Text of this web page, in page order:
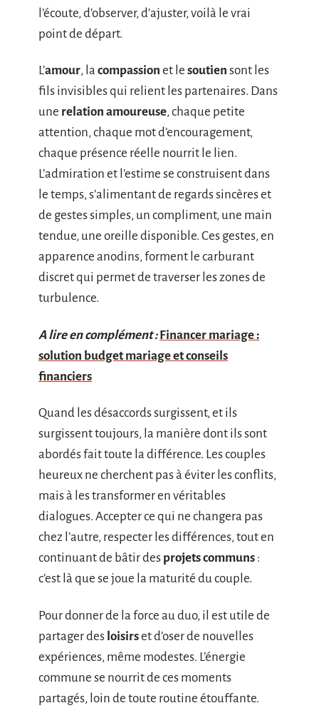
l’écoute, d’observer, d’ajuster, voilà le vrai
point de départ.
L’amour, la compassion et le soutien sont les
fils invisibles qui relient les partenaires. Dans
une relation amoureuse, chaque petite
attention, chaque mot d’encouragement,
chaque présence réelle nourrit le lien.
L’admiration et l’estime se construisent dans
le temps, s’alimentant de regards sincères et
de gestes simples, un compliment, une main
tendue, une oreille disponible. Ces gestes, en
apparence anodins, forment le carburant
discret qui permet de traverser les zones de
turbulence.
A lire en complément : Financer mariage :
solution budget mariage et conseils
financiers
Quand les désaccords surgissent, et ils
surgissent toujours, la manière dont ils sont
abordés fait toute la différence. Les couples
heureux ne cherchent pas à éviter les conflits,
mais à les transformer en véritables
dialogues. Accepter ce qui ne changera pas
chez l’autre, respecter les différences, tout en
continuant de bâtir des projets communs :
c’est là que se joue la maturité du couple.
Pour donner de la force au duo, il est utile de
partager des loisirset d’oser de nouvelles
expériences, même modestes. L’énergie
commune se nourrit de ces moments
partagés, loin de toute routine étouffante.